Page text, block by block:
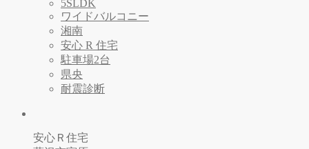
5SLDK
ワイドバルコニー
湘南
安心 R 住宅
駐車場2台
県央
耐震診断
安心Ｒ住宅